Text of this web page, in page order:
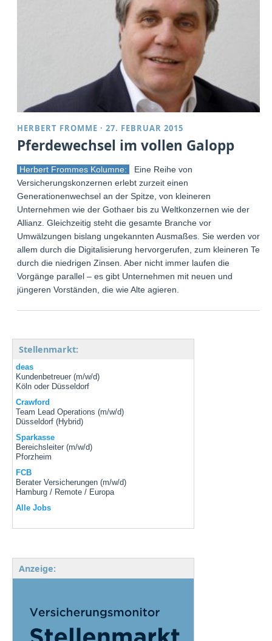
HERBERT FROMME ·27. FEBRUAR 2015
Pferdewechsel im vollen Galopp
Herbert Frommes Kolumne:
Eine Reihe von
Versicherungskonzernen erlebt zurzeit einen
Generationenwechsel an der Spitze, von kleineren
Unternehmen wie der Gothaer bis zu Weltkonzernen wie der
Allianz. Gleichzeitig steht die gesamte Branche vor
Umwälzungen bislang ungekannten Ausmaßes. Sie werden vor
allem durch die Digitalisierung hervorgerufen, zum kleineren Teil
durch die niedrigen Zinsen. Aber nicht immer laufen die
Vorgänge parallel – es gibt Unternehmen mit neuen und
jüngeren Vorständen, die wie Alte agieren.
Stellenmarkt:
deas
Kundenbetreuer (m/w/d)
Köln oder Düsseldorf
Crawford
Team Lead Operations (m/w/d)
Düsseldorf (Hybrid)
Sparkasse
Bereichsleiter (m/w/d)
Pforzheim
FCB
Berater Versicherungen (m/w/d)
Hamburg / Remote / Europa
Alle Jobs
Anzeige: